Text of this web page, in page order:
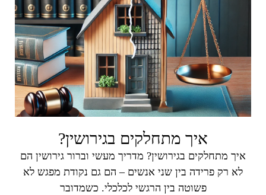
איך מתחלקים בגירושין?
איך מתחלקים בגירושין? מדריך מעשי וברור גירושין הם
לא רק פרידה בין שני אנשים – הם גם נקודת מפגש לא
פשוטה בין הרגשי לכלכלי. כשמדובר